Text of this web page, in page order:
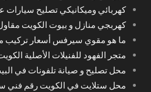
كهربائي وميكانيكي تصليح سيارات
كهربجي منازل و بيوت الكويت
ما هو مقوي سيرفس أسعار تركيب
متجر الفهود للفنيلات الأصلية
محل تصليح و صيانة تلفونات في
محل ستلايت في الكويت رقم فني ستلايت